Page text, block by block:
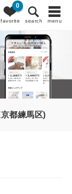
favorite
0
search menu
都練馬区)